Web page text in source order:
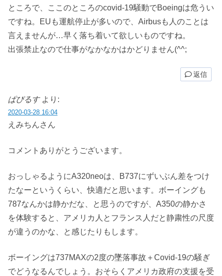
ところで、ここのところのcovid-19騒動でBoeingは危うい
ですね。EUも運航停止が多いので、Airbusも人のことは
言えませんが…早く落ち着いて欲しいものですね。
出張禁止なので仕事がなかなかはかどりません(^^;
返信
ぱぴるす より:
2020-03-28 16:04
えみちんさん
コメントありがとうございます。
おっしゃるようにA320neoは、B737にずいぶん差をつけ
たなーというくらい、快適だと思います。ボーイングも
787なんかは静かだな、と思うのですが、A350の静かさ
を体験すると、アメリカ人とフランス人だと静粛性の尺度
が違うのかな、と感じたりもします。
ボーイングは737MAXの2度の墜落事故＋Covid-19の騒ぎ
でどうなるんでしょう。おそらくアメリカ政府の支援を受